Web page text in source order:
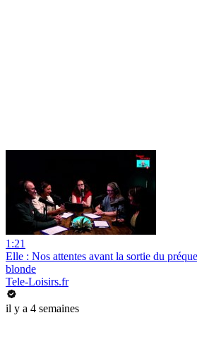
1:21
Elle : Nos attentes avant la sortie du
blonde
Tele-Loisirs.fr
il y a 4 semaines